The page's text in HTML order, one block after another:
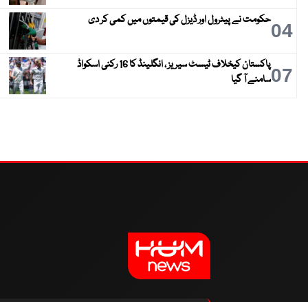
04حکومت نے پیٹرول اور ڈیزل کی قیمتوں میں کمی کر دی
07
پاکستان کیخلاف ٹیسٹ سیریز ، انگلینڈ کا 16 رکنی اسکواڈ
سامنے آ گیا